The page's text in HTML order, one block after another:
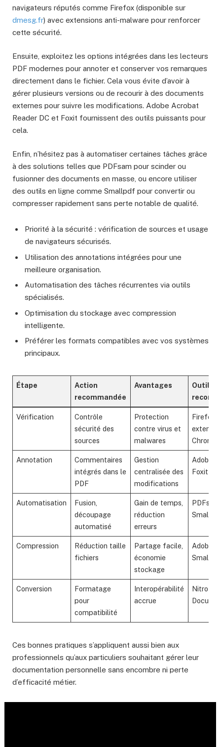
navigateurs réputés comme Firefox (disponible sur
dmesg.fr) avec extensions anti-malware pour renforcer
cette sécurité.
Ensuite, exploitez les options intégrées dans les lecteurs
PDF modernes pour annoter et conserver vos remarques
directement dans le fichier. Cela vous évite d’avoir à
gérer plusieurs versions ou de recourir à des documents
externes pour suivre les modifications. Adobe Acrobat
Reader DC et Foxit fournissent des outils puissants pour
cela.
Enfin, n’hésitez pas à automatiser certaines tâches grâce
à des solutions telles que PDFsam pour scinder ou
fusionner des documents en masse, ou encore utiliser
des outils en ligne comme Smallpdf pour convertir ou
compresser rapidement sans perte notable de qualité.
Priorité à la sécurité : vérification de sources et usage
de navigateurs sécurisés.
Utilisation des annotations intégrées pour une
meilleure organisation.
Automatisation des tâches récurrentes via outils
spécialisés.
Optimisation du stockage avec compression
intelligente.
Préférer les formats compatibles avec vos systèmes
principaux.
Étape
Action
recommandée
Avantages
Outils
Vérification
Contrôle
sécurité des
sources
Protection
contre virus et
malwares
Firefox,
Chrome
Annotation
Commentaires
intégrés dans le
PDF
Gestion
centralisée des
modifications
Adobe
Foxit
Automatisation
Fusion,
découpage
automatisé
Gain de temps,
réduction
erreurs
Compression
Réduction taille
fichiers
Partage facile,
économie
stockage
Adobe,
Conversion
Formatage
pour
compatibilité
Interopérabilité
accrue
Nitro
Ces bonnes pratiques s’appliquent aussi bien aux
professionnels qu’aux particuliers souhaitant gérer leur
documentation personnelle sans encombre ni perte
d’efficacité métier.